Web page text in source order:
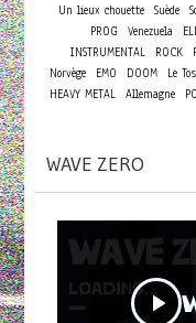
Un lieux chouette
Suède
PROG
Venezuela
INSTRUMENTAL
ROCK
Norvège
EMO DOOM Le
HEAVY METAL
Allemagne
WAVE ZERO